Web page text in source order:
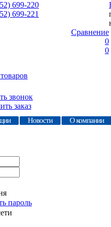
699-220
699-221
Сравнение
0
0
звонок
заказ
Новости О компании
пароль